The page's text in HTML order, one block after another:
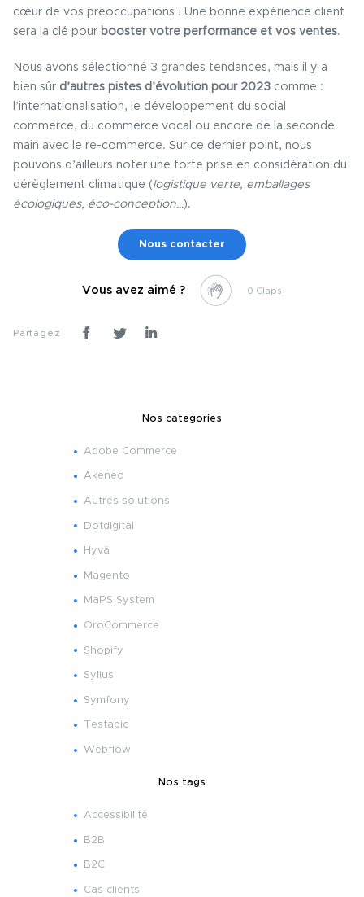
cœur de vos préoccupations ! Une bonne expérience client
sera la clé pour booster votre performance et vos ventes.
Nous avons sélectionné 3 grandes tendances, mais il y a
bien sûr d’autres pistes d’évolution pour 2023 comme :
l’internationalisation, le développement du social
commerce, du commerce vocal ou encore de la seconde
main avec le re-commerce. Sur ce dernier point, nous
pouvons d’ailleurs noter une forte prise en considération du
dérèglement climatique (logistique verte, emballages
écologiques, éco-conception…).
Nous contacter
Vous avez aimé ? 0
Partagez
Nos categories
Adobe Commerce
Akeneo
Autres solutions
Dotdigital
Hyvä
Magento
MaPS System
OroCommerce
Shopify
Sylius
Symfony
Testapic
Webflow
Nos tags
Accessibilité
B2B
B2C
Cas clients